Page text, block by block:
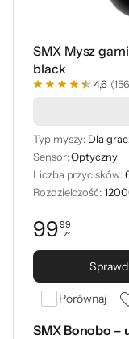
SMX Mysz
black
4,6
Typ myszy: Dla
Sensor:Optyczny
Liczba przycisków:
Rozdzielczość:
Cena: 99,99 zł
9999
zł
Porównaj
SMX Bonobo –